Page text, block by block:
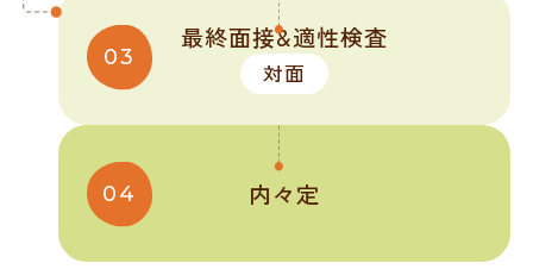
最終面接&適性検査
対面
内々定